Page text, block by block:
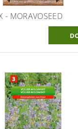
- MORAVOSEED